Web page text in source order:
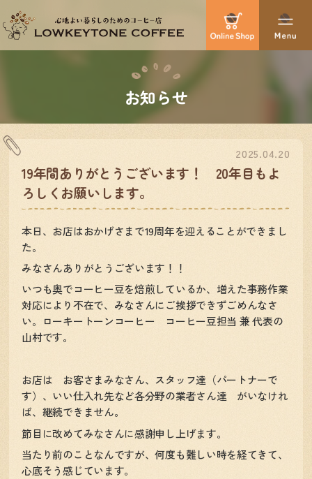
お知らせ
2025.04.20
19年間ありがとうございます！ 20年目もよ
ろしくお願いします。
本日、お店はおかげさまで19周年を迎えることができまし
た。
みなさんありがとうございます！！
いつも奥でコーヒー豆を焙煎しているか、増えた事務作業
対応により不在で、みなさんにご挨拶できずごめんなさ
い。ローキートーンコーヒー コーヒー豆担当 兼 代表の
山村です。
お店は お客さまみなさん、スタッフ達（パートナーで
す）、いい仕入れ先など各分野の業者さん達 がいなけれ
ば、継続できません。
節目に改めてみなさんに感謝申し上げます。
当たり前のことなんですが、何度も難しい時を経てきて、
心底そう感じています。